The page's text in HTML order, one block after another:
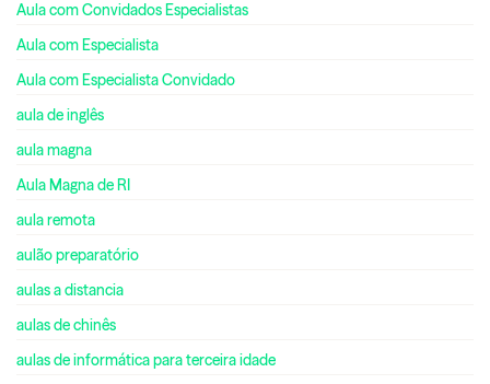
Aula com Convidados Especialistas
Aula com Especialista
Aula com Especialista Convidado
aula de inglês
aula magna
Aula Magna de RI
aula remota
aulão preparatório
aulas a distancia
aulas de chinês
aulas de informática para terceira idade